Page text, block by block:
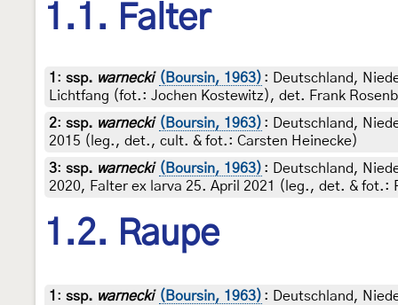
1.1. Falter
1 : ssp. warnecki (Boursin, 1963) : Deutschland,
Lichtfang (fot.: Jochen Kostewitz), det. Frank
2: ssp. warnecki (Boursin, 1963) : Deutschland,
2015 (leg., det., cult. & fot.: Carsten Heinecke)
3: ssp. warnecki (Boursin, 1963) : Deutschland,
2020, Falter ex larva 25. April 2021 (leg., det. & fot.:
1.2. Raupe
1 : ssp. warnecki (Boursin, 1963) : Deutschland,